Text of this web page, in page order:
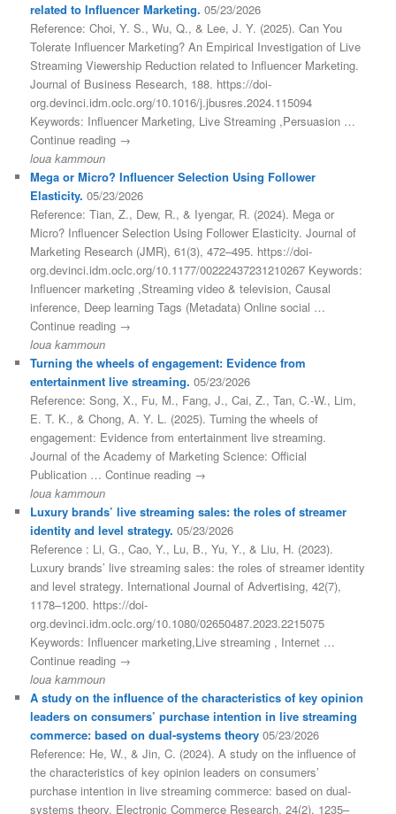
related to Influencer Marketing. 05/23/2026
Reference: Choi, Y. S., Wu, Q., & Lee, J. Y. (2025). Can You
Tolerate Influencer Marketing? An Empirical Investigation of Live
Streaming Viewership Reduction related to Influencer Marketing.
Journal of Business Research, 188. https://doi-
org.devinci.idm.oclc.org/10.1016/j.jbusres.2024.115094
Keywords: Influencer Marketing, Live Streaming ,Persuasion …
Continue reading →
loua kammoun
Mega or Micro? Influencer Selection Using Follower
Elasticity. 05/23/2026
Reference: Tian, Z., Dew, R., & Iyengar, R. (2024). Mega or
Micro? Influencer Selection Using Follower Elasticity. Journal of
Marketing Research (JMR), 61(3), 472–495. https://doi-
org.devinci.idm.oclc.org/10.1177/00222437231210267 Keywords:
Influencer marketing ,Streaming video & television, Causal
inference, Deep learning Tags (Metadata) Online social …
Continue reading →
loua kammoun
Turning the wheels of engagement: Evidence from
entertainment live streaming. 05/23/2026
Reference: Song, X., Fu, M., Fang, J., Cai, Z., Tan, C.-W., Lim,
E. T. K., & Chong, A. Y. L. (2025). Turning the wheels of
engagement: Evidence from entertainment live streaming.
Journal of the Academy of Marketing Science: Official
Publication … Continue reading →
loua kammoun
Luxury brands’ live streaming sales: the roles of streamer
identity and level strategy. 05/23/2026
Reference : Li, G., Cao, Y., Lu, B., Yu, Y., & Liu, H. (2023).
Luxury brands’ live streaming sales: the roles of streamer identity
and level strategy. International Journal of Advertising, 42(7),
1178–1200. https://doi-
org.devinci.idm.oclc.org/10.1080/02650487.2023.2215075
Keywords: Influencer marketing,Live streaming , Internet …
Continue reading →
loua kammoun
A study on the influence of the characteristics of key opinion
leaders on consumers’ purchase intention in live streaming
commerce: based on dual-systems theory 05/23/2026
Reference: He, W., & Jin, C. (2024). A study on the influence of
the characteristics of key opinion leaders on consumers’
purchase intention in live streaming commerce: based on dual-
systems theory. Electronic Commerce Research, 24(2), 1235–